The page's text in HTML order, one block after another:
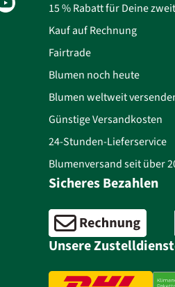
15 % Rabatt für Deine
Kauf auf Rechnung
Fairtrade
Blumen noch heute
Blumen weltweit
Günstige Versandkosten
24-Stunden-Lieferservice
Blumenversand seit über
Sicheres Bezahlen
Unsere